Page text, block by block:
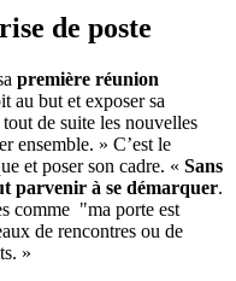
de poste
première réunion
au but et exposer sa
de suite les nouvelles
ensemble. » C’est le
et poser son cadre. « Sans
parvenir à se démarquer.
comme "ma porte est
de rencontres ou de
»